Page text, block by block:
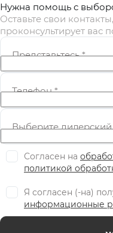
Нужна помощь с
Оставьте свои
проконсультирует вас
Представьтесь*
Телефон*
Выберите
Согласен на
политикой
Я согласен (-на)
информационные